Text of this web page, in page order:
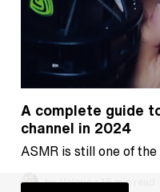
A complete guide
channel in 2024
ASMR is still one of
by Valerie•16 min read